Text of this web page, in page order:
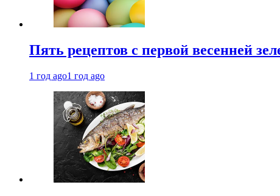
Пять рецептов с первой весенней
1 год ago1 год ago